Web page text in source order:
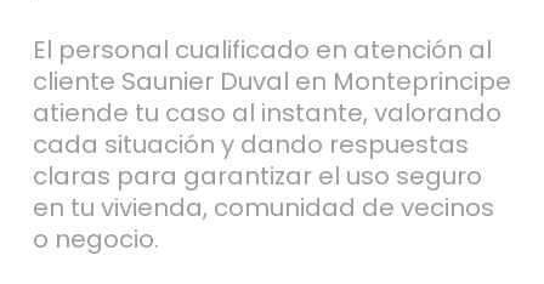
El personal cualificado en atención al
cliente Saunier Duval en Monteprincipe
atiende tu caso al instante, valorando
cada situación y dando respuestas
claras para garantizar el uso seguro
en tu vivienda, comunidad de vecinos
o negocio.